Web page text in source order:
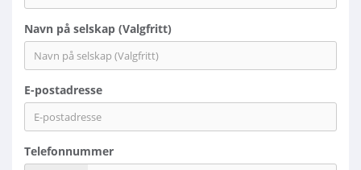
Navn på selskap (Valgfritt)
E-postadresse
Telefonnummer